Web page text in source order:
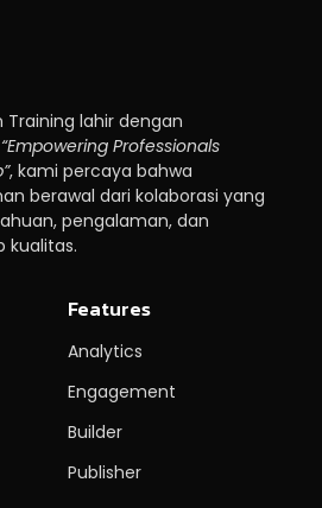
Training lahir dengan
“Empowering Professionals
, kami percaya bahwa
berawal dari kolaborasi yang
pengalaman, dan
kualitas.
Features
Analytics
Engagement
Builder
Publisher